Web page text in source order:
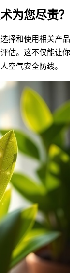
为您尽责？
择和使用相关产品
估。这不仅能让你
空气安全防线。